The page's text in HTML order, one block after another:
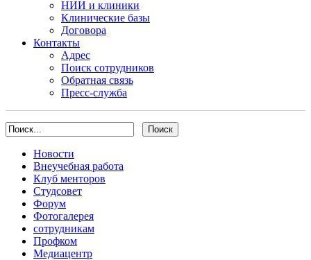
НИИ и клиники
Клинические базы
Договора
Контакты
Адрес
Поиск сотрудников
Обратная связь
Пресс-служба
Новости
Внеучебная работа
Клуб менторов
Студсовет
Форум
Фотогалерея
сотрудникам
Профком
Медиацентр